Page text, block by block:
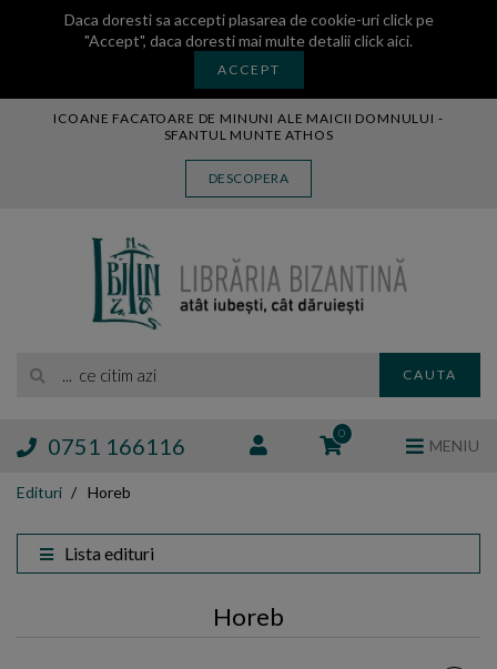
Daca doresti sa accepti plasarea de cookie-uri click pe
"Accept", daca doresti mai multe detaliiclick aici.
ACCEPT
ICOANE FACATOARE DE MINUNI ALE MAICII DOMNULUI -
SFANTUL MUNTE ATHOS
DESCOPERA
CAUTA
0751 166116 0
MENIU
MANASTIREA VATOPEDI
BLOG
TAMAIE
Edituri Horeb
Lista edituri
Horeb